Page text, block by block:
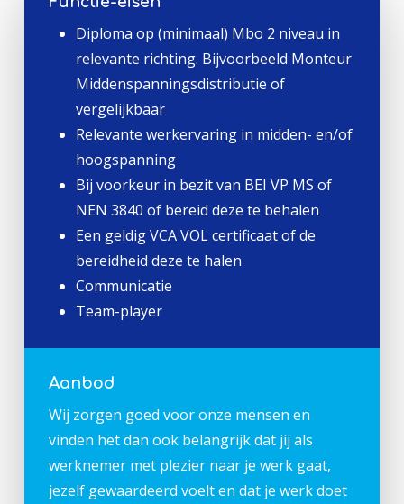
Diploma op (minimaal) Mbo 2 niveau in
relevante richting. Bijvoorbeeld Monteur
Middenspanningsdistributie of
vergelijkbaar
Relevante werkervaring in midden- en/of
hoogspanning
Bij voorkeur in bezit van BEI VP MS of
NEN 3840 of bereid deze te behalen
Een geldig VCA VOL certificaat of de
bereidheid deze te halen
Communicatie
Team-player
Aanbod
Wij zorgen goed voor onze mensen en
vinden het dan ook belangrijk dat jij als
werknemer met plezier naar je werk gaat,
jezelf gewaardeerd voelt en dat je werk doet